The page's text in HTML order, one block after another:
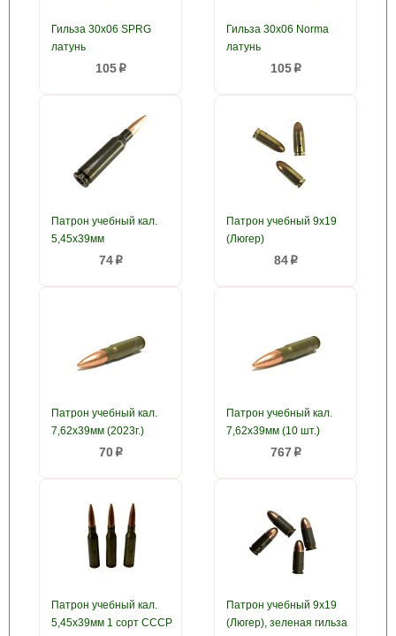
Гильза 30x06 SPRG
латунь
105p
Гильза 30x06 Norma
латунь
105p
Патрон учебный кал.
5,45x39мм
74p
Патрон учебный 9x19
(Люгер)
84p
Патрон учебный кал.
7,62x39мм (2023г.)
70p
Патрон учебный кал.
7,62x39мм (10 шт.)
767 p
Патрон учебный кал.
5,45x39мм 1 сорт СССР
Патрон учебный 9x19
(Люгер), зеленая гильза